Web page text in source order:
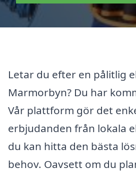
Letar du efter en pålitlig
Marmorbyn? Du har
Vår plattform gör det
erbjudanden från lokala
du kan hitta den bästa
behov. Oavsett om du